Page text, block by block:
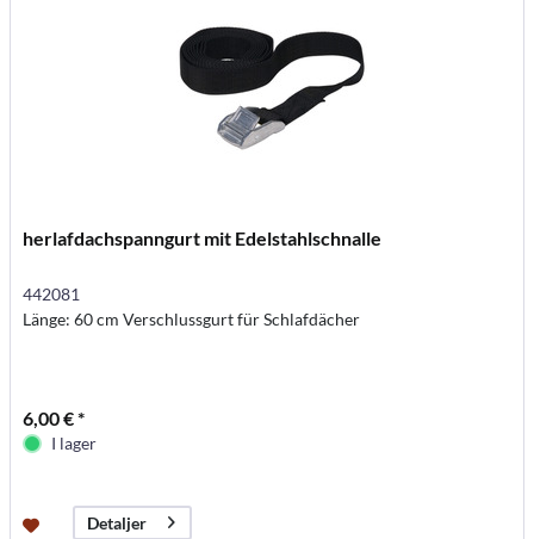
herlafdachspanngurt mit Edelstahlschnalle
442081
Länge: 60 cm Verschlussgurt für Schlafdächer
6,00 € *
I lager
Detaljer